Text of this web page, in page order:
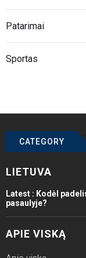
Patarimai
Sportas
CATEGORY
LIETUVA
Latest : Kodėl
pasaulyje?
APIE VISKĄ